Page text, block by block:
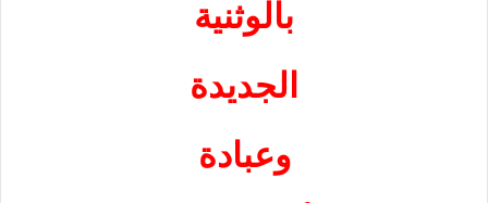
بالوثنية
الجديدة
وعبادة